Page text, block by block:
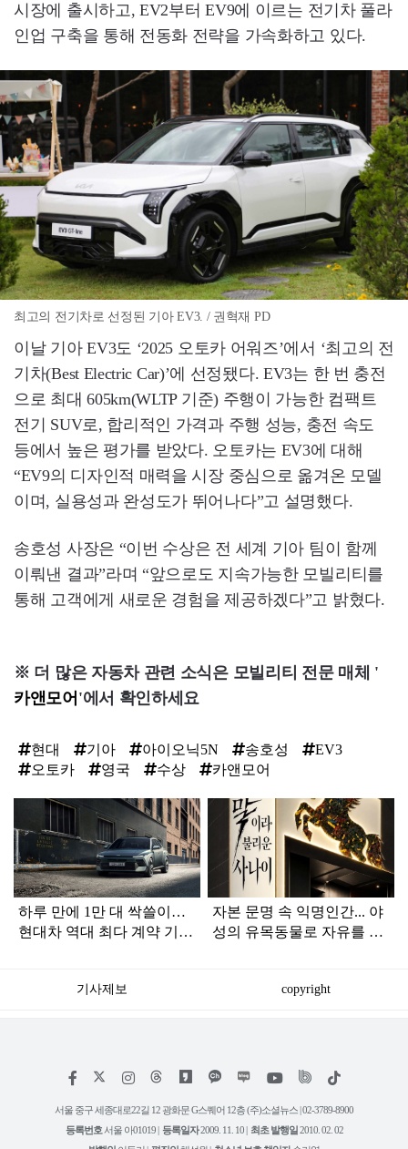
시장에 출시하고, EV2부터 EV9에 이르는 전기차 풀라
인업 구축을 통해 전동화 전략을 가속화하고 있다.
최고의 전기차로 선정된 기아 EV3. / 권혁재 PD
이날 기아 EV3도 ‘2025 오토카 어워즈’에서 ‘최고의 전
기차(Best Electric Car)’에 선정됐다. EV3는 한 번 충전
으로 최대 605km(WLTP 기준) 주행이 가능한 컴팩트
전기 SUV로, 합리적인 가격과 주행 성능, 충전 속도
등에서 높은 평가를 받았다. 오토카는 EV3에 대해
“EV9의 디자인적 매력을 시장 중심으로 옮겨온 모델
이며, 실용성과 완성도가 뛰어나다”고 설명했다.
송호성 사장은 “이번 수상은 전 세계 기아 팀이 함께
이뤄낸 결과”라며 “앞으로도 지속가능한 모빌리티를
통해 고객에게 새로운 경험을 제공하겠다”고 밝혔다.
※ 더 많은 자동차 관련 소식은 모빌리티 전문 매체 '
카앤모어 '에서 확인하세요
현대 기아 아이오닉5N 송호성
EV3
오토카
영국 수상 카앤모어
라
인
하루 만에 1만 대 싹쓸이…
현대차 역대 최다 계약 기록
자본 문명 속 익명인간... 야
성의 유목동물로 자유를 그
기사제보 copyright
페
스
북
인
타
그
램
위
트
리
유
틱
서울 중구 세종대로22길 12 광화문 G스퀘어 12층 (주)소셜뉴스 | 02-3789-8900
등록번호 서울 아01019 | 등록일자2009. 11. 10 | 최초 발행일2010. 02. 02